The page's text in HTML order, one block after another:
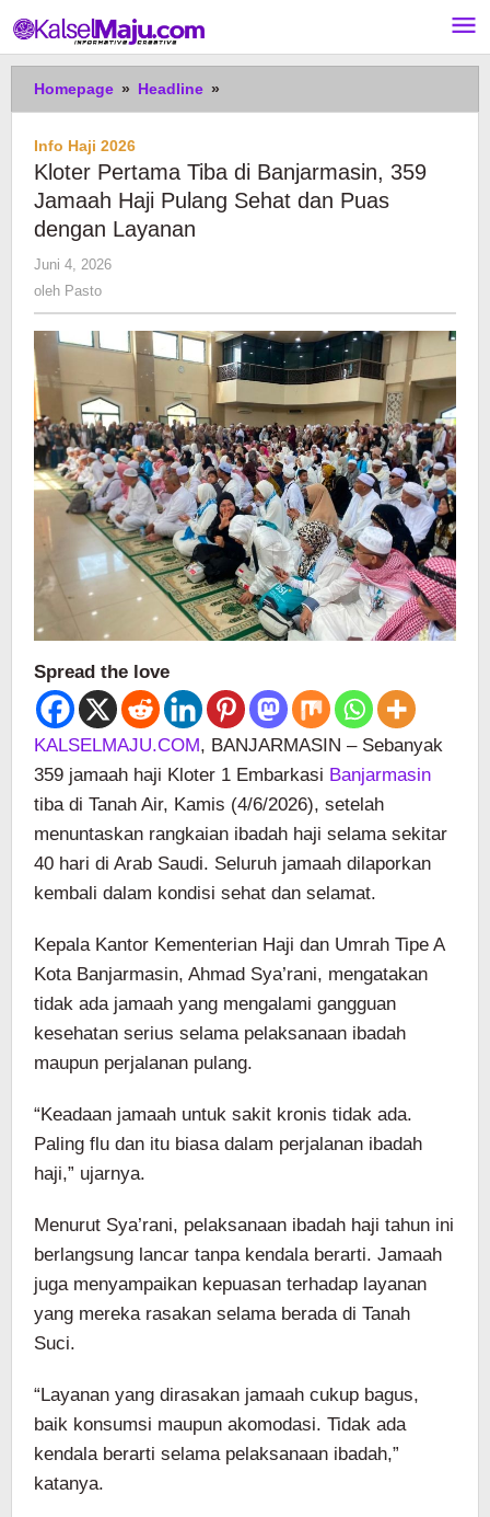
ke
konten
Homepage » Headline »
Pertama
Banjarmasin,
359
dan
Puas
dengan
Layanan
Info Haji 2026
Kloter Pertama Tiba di Banjarmasin, 359
Jamaah Haji Pulang Sehat dan Puas
dengan Layanan
Juni 4, 2026
oleh Pasto
Spread the love
KALSELMAJU.COM, BANJARMASIN – Sebanyak
359 jamaah haji Kloter 1 Embarkasi Banjarmasin
tiba di Tanah Air, Kamis (4/6/2026), setelah
menuntaskan rangkaian ibadah haji selama sekitar
40 hari di Arab Saudi. Seluruh jamaah dilaporkan
kembali dalam kondisi sehat dan selamat.
Kepala Kantor Kementerian Haji dan Umrah Tipe A
Kota Banjarmasin, Ahmad Sya’rani, mengatakan
tidak ada jamaah yang mengalami gangguan
kesehatan serius selama pelaksanaan ibadah
maupun perjalanan pulang.
“Keadaan jamaah untuk sakit kronis tidak ada.
Paling flu dan itu biasa dalam perjalanan ibadah
haji,” ujarnya.
Menurut Sya’rani, pelaksanaan ibadah haji tahun ini
berlangsung lancar tanpa kendala berarti. Jamaah
juga menyampaikan kepuasan terhadap layanan
yang mereka rasakan selama berada di Tanah
Suci.
“Layanan yang dirasakan jamaah cukup bagus,
baik konsumsi maupun akomodasi. Tidak ada
kendala berarti selama pelaksanaan ibadah,”
katanya.